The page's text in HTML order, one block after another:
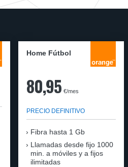
Home Fútbol
80,95 €/mes
PRECIO DEFINITIVO
Fibra hasta 1 Gb
Llamadas desde fijo 1000
min. a móviles y a fijos
ilimitadas